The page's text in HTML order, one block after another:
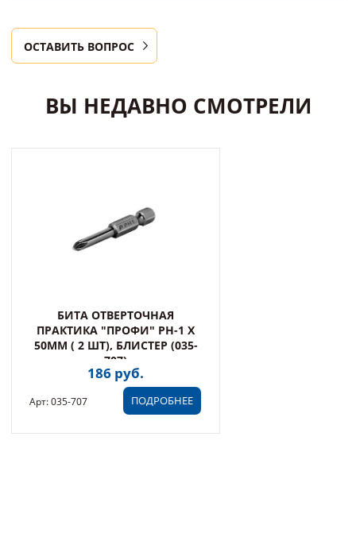
ОСТАВИТЬ ВОПРОС
ВЫ НЕДАВНО СМОТРЕЛИ
БИТА ОТВЕРТОЧНАЯ
ПРАКТИКА "ПРОФИ" PH-1 Х
50ММ ( 2 ШТ), БЛИСТЕР (035-
707)
186 руб.
ПОДРОБНЕЕ
Арт: 035-707